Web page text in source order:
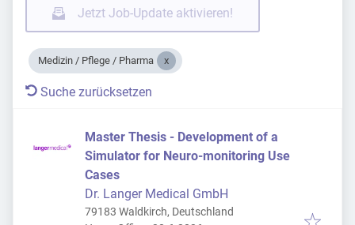
Jetzt Job-Update aktivieren!
Medizin / Pflege / Pharma
Suche zurücksetzen
Master Thesis - Development of a
Simulator for Neuro-monitoring Use
Cases
Dr. Langer Medical GmbH
79183 Waldkirch, Deutschland